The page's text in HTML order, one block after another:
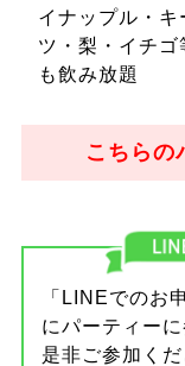
イナップル・
ツ・梨・イチ
も飲み放題
こちらの
「LINEでのお
にパーティー
是非ご参加くだ